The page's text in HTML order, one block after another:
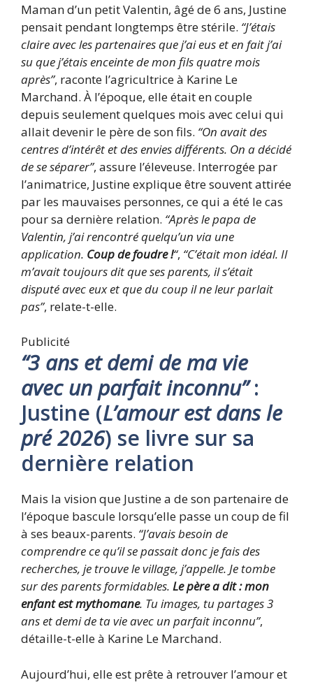
Maman d’un petit Valentin, âgé de 6 ans, Justine
pensait pendant longtemps être stérile. “J’étais
claire avec les partenaires que j’ai eus et en fait j’ai
su que j’étais enceinte de mon fils quatre mois
après”, raconte l’agricultrice à Karine Le
Marchand. À l’époque, elle était en couple
depuis seulement quelques mois avec celui qui
allait devenir le père de son fils. “On avait des
centres d’intérêt et des envies différents. On a décidé
de se séparer”, assure l’éleveuse. Interrogée par
l’animatrice, Justine explique être souvent attirée
par les mauvaises personnes, ce qui a été le cas
pour sa dernière relation. “Après le papa de
Valentin, j’ai rencontré quelqu’un via une
application. Coup de foudre !“, “C’était mon idéal. Il
m’avait toujours dit que ses parents, il s’était
disputé avec eux et que du coup il ne leur parlait
pas”, relate-t-elle.
Publicité
“3 ans et demi de ma vie
avec un parfait inconnu”:
Justine (L’amour est dans le
pré 2026) se livre sur sa
dernière relation
Mais la vision que Justine a de son partenaire de
l’époque bascule lorsqu’elle passe un coup de fil
à ses beaux-parents. “J’avais besoin de
comprendre ce qu’il se passait donc je fais des
recherches, je trouve le village, j’appelle. Je tombe
sur des parents formidables. Le père a dit : mon
enfant est mythomane. Tu images, tu partages 3
ans et demi de ta vie avec un parfait inconnu”,
détaille-t-elle à Karine Le Marchand.
Aujourd’hui, elle est prête à retrouver l’amour et